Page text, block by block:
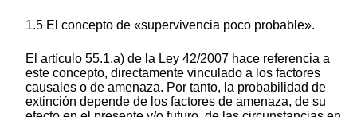
1.5 El concepto de «supervivencia poco probable».
El artículo 55.1.a) de la Ley 42/2007 hace referencia a
este concepto, directamente vinculado a los factores
causales o de amenaza. Por tanto, la probabilidad de
extinción depende de los factores de amenaza, de su